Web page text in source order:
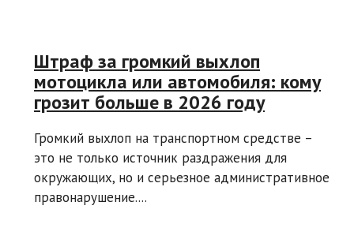
Штраф за громкий выхлоп
мотоцикла или автомобиля: кому
грозит больше в 2026 году
Громкий выхлоп на транспортном средстве –
это не только источник раздражения для
окружающих, но и серьезное административное
правонарушение....